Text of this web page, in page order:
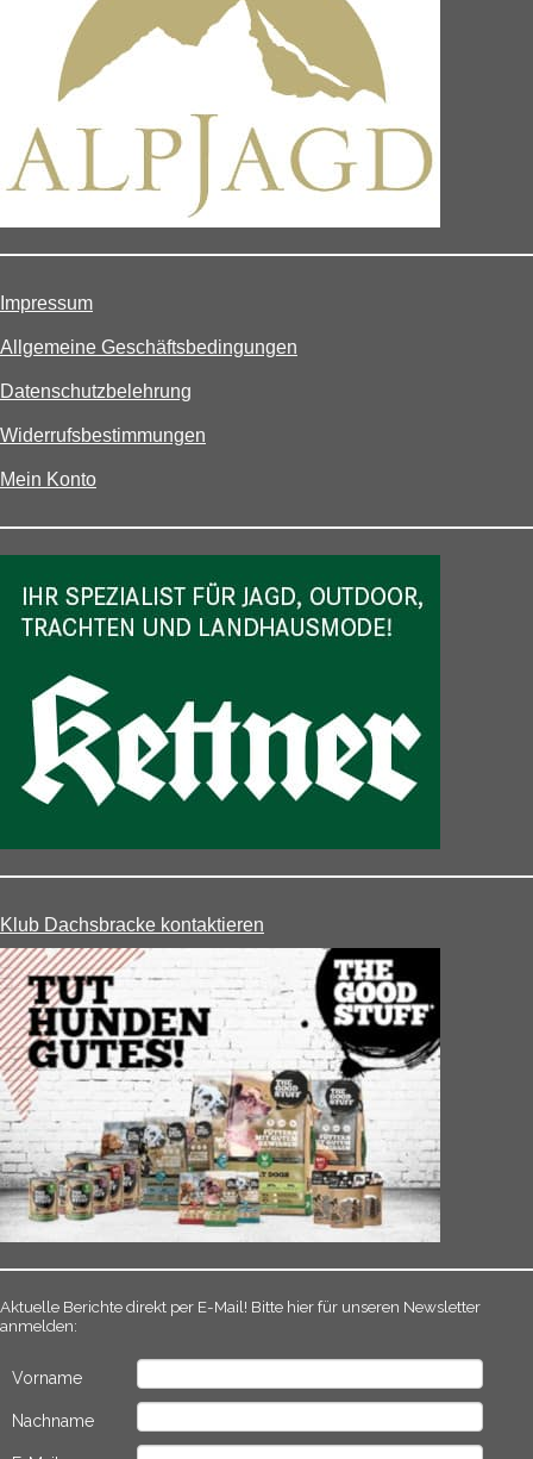
Impressum
Allgemeine Geschäftsbedingungen
Datenschutzbelehrung
Widerrufsbestimmungen
Mein Konto
Klub Dachsbracke kontaktieren
Aktuelle Berichte direkt per E-Mail! Bitte hier für unseren Newsletter
anmelden:
Vorname
Nachname